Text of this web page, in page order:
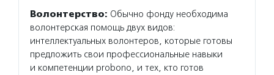
Волонтерство: Обычно фонду необходима
волонтерская помощь двух видов:
интеллектуальных волонтеров, которые готовы
предложить свои профессиональные навыки
и компетенции probono, и тех, кто готов